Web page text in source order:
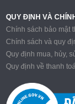
QUY ĐỊNH VÀ
Chính sách bảo mật
Chính sách và quy
Quy định mua, hủy,
Quy định về thanh